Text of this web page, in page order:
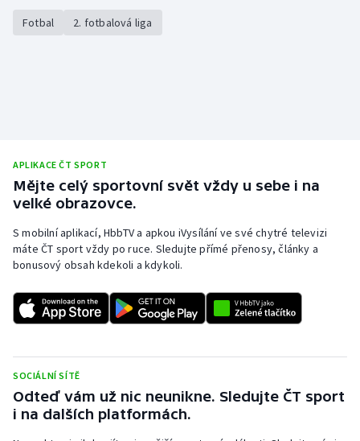
Fotbal 2. fotbalová liga
APLIKACE ČT SPORT
Mějte celý sportovní svět vždy u sebe i na
velké obrazovce.
S mobilní aplikací, HbbTV a apkou iVysílání ve své chytré televizi
máte ČT sport vždy po ruce. Sledujte přímé přenosy, články a
bonusový obsah kdekoli a kdykoli.
SOCIÁLNÍ SÍTĚ
Odteď vám už nic neunikne. Sledujte ČT sport
i na dalších platformách.